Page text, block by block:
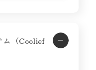
ム（Coolief